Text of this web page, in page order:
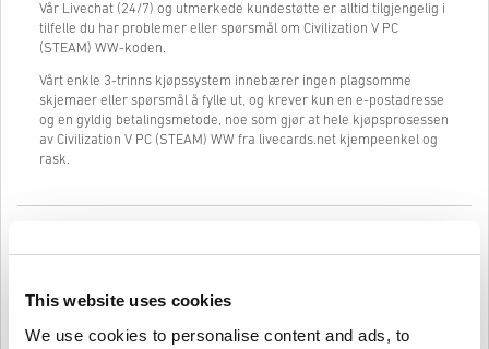
This website uses cookies
We use cookies to personalise content and ads, to
Vår Livechat (24/7) og utmerkede kundestøtte er alltid tilgjengelig i
tilfelle du har problemer eller spørsmål om Civilization V PC
(STEAM) WW-koden.
Vårt enkle 3-trinns kjøpssystem innebærer ingen plagsomme
skjemaer eller spørsmål å fylle ut, og krever kun en e-postadresse
og en gyldig betalingsmetode, noe som gjør at hele kjøpsprosessen
av Civilization V PC (STEAM) WW fra livecards.net kjempeenkel og
rask.
Forhåndsbestillings-produkter vil bli levert før eller på